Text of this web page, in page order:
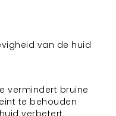
van de huid
vermindert bruine
te behouden
verbetert.